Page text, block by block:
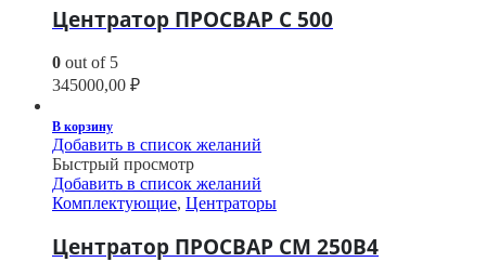
Центратор ПРОСВАР С 500
0 out of 5
345000,00 ₽
В корзину
Добавить в список желаний
Быстрый просмотр
Добавить в список желаний
Комплектующие, Центраторы
Центратор ПРОСВАР СМ 250В4